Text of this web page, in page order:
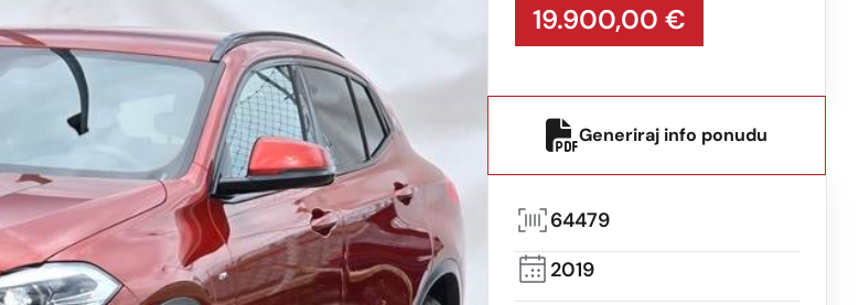
19.900,00 €
Generiraj info ponudu
64479
2019